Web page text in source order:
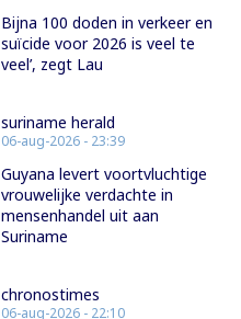
Bijna 100 doden in verkeer en
suïcide voor 2026 is veel te
veel’, zegt Lau
suriname herald
06-aug-2026 - 23:39
Guyana levert voortvluchtige
vrouwelijke verdachte in
mensenhandel uit aan
Suriname
chronostimes
06-aug-2026 - 22:10